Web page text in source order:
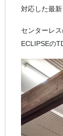
対応した最
センターレ
ECLIPSEの